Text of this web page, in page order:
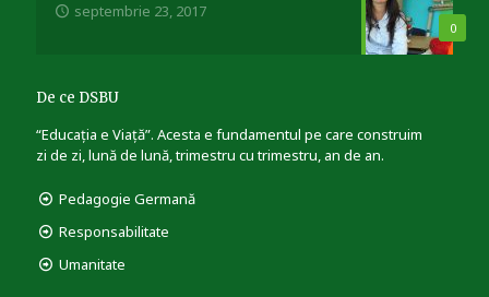
0
septembrie 23, 2017
De ce DSBU
“Educația e Viață”. Acesta e fundamentul pe care construim
zi de zi, lună de lună, trimestru cu trimestru, an de an.
Pedagogie Germană
Responsabilitate
Umanitate